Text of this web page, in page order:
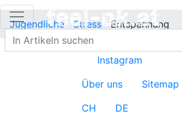
Jugendliche Stress Entspannung
Instagram
Über uns
Sitemap
CH
DE